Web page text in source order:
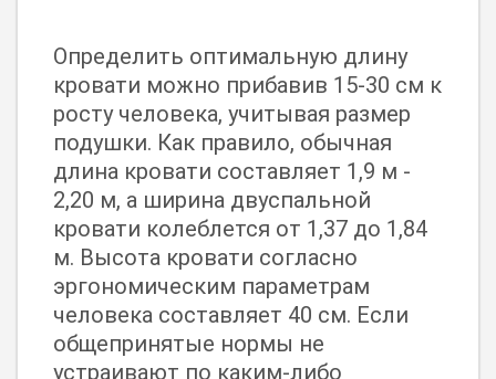
Определить оптимальную длину
кровати можно прибавив 15-30 см к
росту человека, учитывая размер
подушки. Как правило, обычная
длина кровати составляет 1,9 м -
2,20 м, а ширина двуспальной
кровати колеблется от 1,37 до 1,84
м. Высота кровати согласно
эргономическим параметрам
человека составляет 40 см. Если
общепринятые нормы не
устраивают по каким-либо